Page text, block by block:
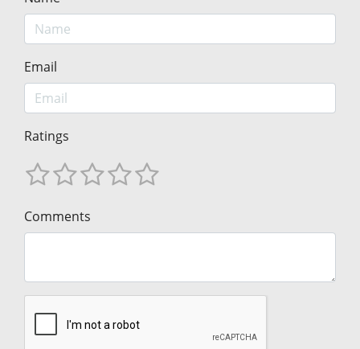
Email
Ratings
Comments